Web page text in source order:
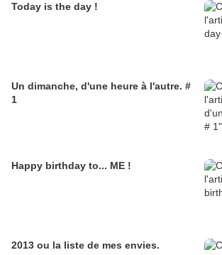
Today is the day !
Un dimanche, d'une heure à l'autre. #
1
Happy birthday to... ME !
2013 ou la liste de mes envies.